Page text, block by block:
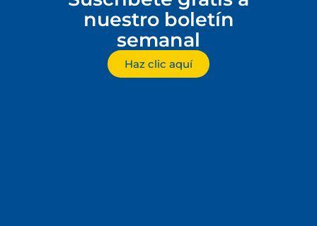
nuestro boletín
semanal
Haz clic aquí